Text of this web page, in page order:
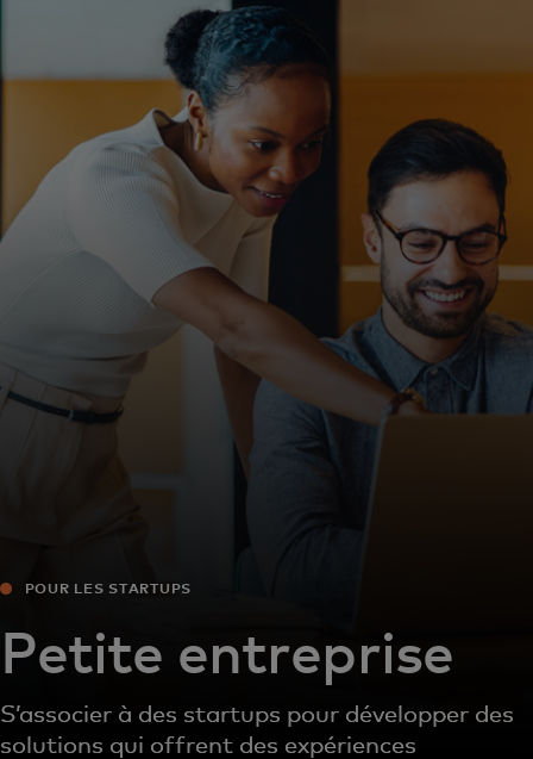
Pour vous
Pour les entreprises
Pour le monde
Pour les innovateurs
Actualités et tendances
POUR LES STARTUPS
Petite entreprise
S’associer à des startups pour développer des
solutions qui offrent des expériences